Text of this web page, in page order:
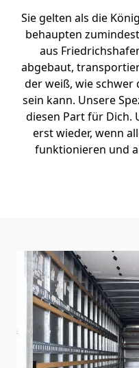
Sie gelten als die
behaupten
aus
abgebaut,
der weiß, wie
sein kann. Unsere
diesen Part für Dich.
erst wieder, wenn
funktionieren und